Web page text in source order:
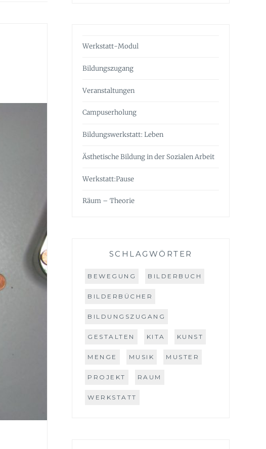
Werkstatt-Modul
Bildungszugang
Veranstaltungen
Campuserholung
Bildungswerkstatt: Leben
Ästhetische Bildung in der Sozialen Arbeit
Werkstatt:Pause
Räum – Theorie
SCHLAGWÖRTER
BEWEGUNG BILDERBUCH
BILDERBÜCHER
BILDUNGSZUGANG
GESTALTEN KITA KUNST
MENGE MUSIK MUSTER
PROJEKT RAUM
WERKSTATT